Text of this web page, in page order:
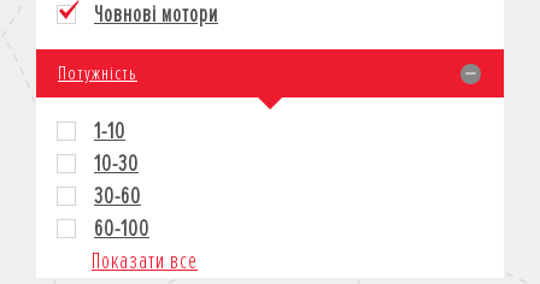
СТРАХУВАННЯ
КОРПОРАТИВНИМ КЛІЄНТАМ
Човнові мотори
Потужність
1-10
10-30
30-60
60-100
Показати все